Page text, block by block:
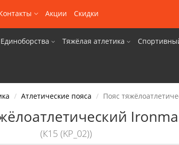
Акции Скидки
Единоборства Тяжёлая атлетика
Атлетические пояса Пояс
(К15 (KP_02))